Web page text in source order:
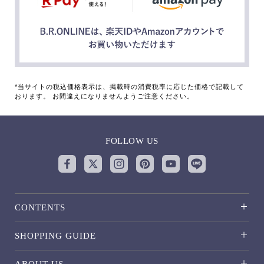
*当サイトの税込価格表示は、掲載時の消費税率に応じた価格で記載して
おります。 お間違えになりませんようご注意ください。
FOLLOW US
CONTENTS
SHOPPING GUIDE